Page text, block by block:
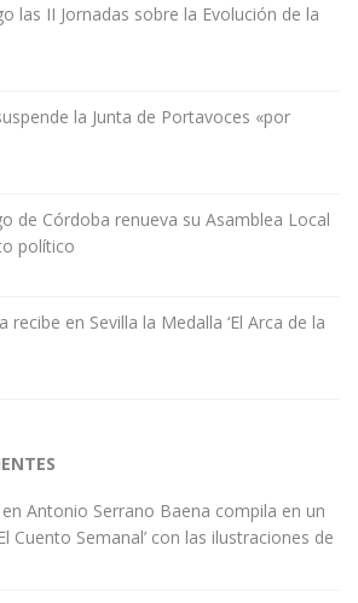
las II Jornadas sobre la Evolución de la
la Junta de Portavoces «por
de Córdoba renueva su Asamblea Local
político
recibe en Sevilla la Medalla ‘El Arca de la
en Antonio Serrano Baena compila en un
Cuento Semanal’ con las ilustraciones de